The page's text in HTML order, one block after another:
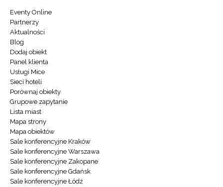
Eventy Online
Partnerzy
Aktualności
Blog
Dodaj obiekt
Panel klienta
Usługi Mice
Sieci hoteli
Porównaj obiekty
Grupowe zapytanie
Lista miast
Mapa strony
Mapa obiektów
Sale konferencyjne Kraków
Sale konferencyjne Warszawa
Sale konferencyjne Zakopane
Sale konferencyjne Gdańsk
Sale konferencyjne Łódź